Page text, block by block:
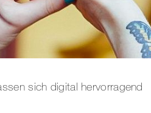
sich digital hervorragend